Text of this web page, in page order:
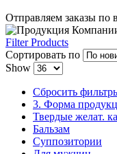
Отправляем заказы по
Filter Products
Сортировать по
Show
Сбросить
3. Форма
Твердые желат.
Бальзам
Суппозитории